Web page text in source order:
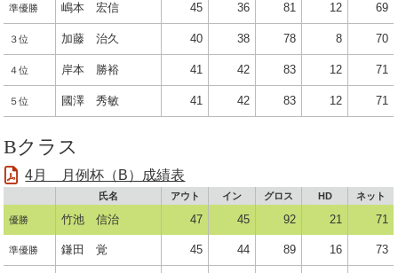
準優勝 嶋本 宏信 45 36 81 12 69
３位 加藤 治久 40 38 78 8 70
４位 岸本 勝裕 41 42 83 12 71
５位 國澤 秀敏 41 42 83 12 71
Bクラス
4月 月例杯（B）成績表
氏名 アウト イン グロス HD ネット
優勝 竹池 信治 47 45 92 21 71
準優勝 鎌田 覚 45 44 89 16 73